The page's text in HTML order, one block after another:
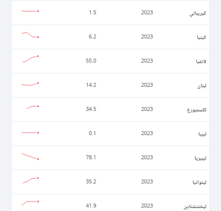
كيريباتي 2023
1.5
كينيا 2023
6.2
لاتفيا 2023
55.0
لبنان 2023
14.2
لكسمبورغ 2023
34.5
ليبيا 2023
0.1
ليبيريا 2023
78.1
ليتوانيا 2023
35.2
ليختنشتاين 2023
41.9